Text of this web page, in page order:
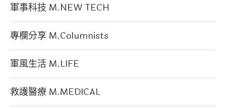
軍事科技 M.NEW TECH
專欄分享 M.Columnists
軍風生活 M.LIFE
救護醫療 M.MEDICAL